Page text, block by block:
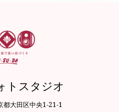
トスタジオ
大田区中央1-21-1